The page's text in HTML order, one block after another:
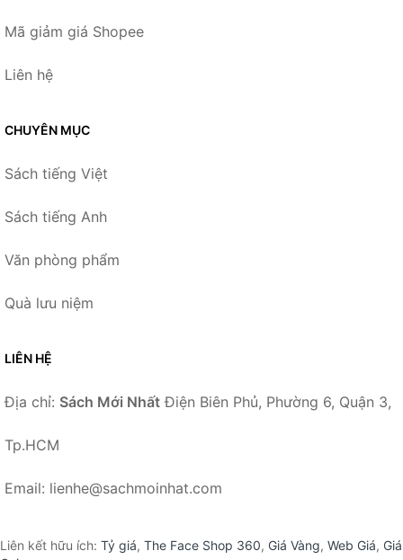
Mã giảm giá Shopee
Liên hệ
CHUYÊN MỤC
Sách tiếng Việt
Sách tiếng Anh
Văn phòng phẩm
Quà lưu niệm
LIÊN HỆ
Địa chỉ: Sách Mới Nhất Điện Biên Phủ, Phường 6, Quận 3,
Tp.HCM
Email: lienhe@sachmoinhat.com
Liên kết hữu ích: Tỷ giá, The Face Shop 360, Giá Vàng, Web Giá, Giá